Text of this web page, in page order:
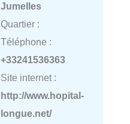
Jumelles
Quartier :
Téléphone :
+33241536363
Site internet :
http://www.hopital-
longue.net/